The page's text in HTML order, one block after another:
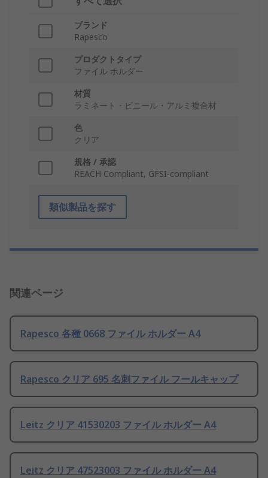
ブランド
Rapesco
プロダクトタイプ
ファイル ホルダー
材質
ラミネート・ビニール・アルミ複合材
色
クリア
規格 / 承認
REACH Compliant, GFSI-compliant
類似製品を探す
関連ページ
Rapesco 各種 0668 ファイル ホルダー A4
Rapesco クリア 695 名刺ファイル フールキャップ
Leitz クリア 41530203 ファイル ホルダー A4
Leitz クリア 47523003 ファイル ホルダー A4